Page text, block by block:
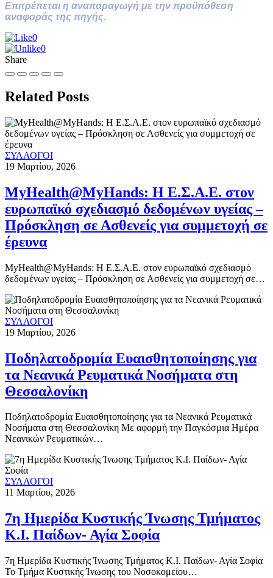
Επιτρέπεται η αναπαραγωγή με την προϋπόθεση
αναφοράς της πηγής.
0
0
Share
Related Posts
ΣΥΛΛΟΓΟΙ
19 Μαρτίου, 2026
MyHealth@MyHands: Η Ε.Σ.Α.Ε. στον
ευρωπαϊκό σχεδιασμό δεδομένων υγείας –
Πρόσκληση σε Ασθενείς για συμμετοχή σε
έρευνα
MyHealth@MyHands: Η Ε.Σ.Α.Ε. στον ευρωπαϊκό σχεδιασμό
δεδομένων υγείας – Πρόσκληση σε Ασθενείς για συμμετοχή σε…
ΣΥΛΛΟΓΟΙ
19 Μαρτίου, 2026
Ποδηλατοδρομία Ευαισθητοποίησης για
τα Νεανικά Ρευματικά Νοσήματα στη
Θεσσαλονίκη
Ποδηλατοδρομία Ευαισθητοποίησης για τα Νεανικά Ρευματικά
Νοσήματα στη Θεσσαλονίκη Με αφορμή την Παγκόσμια Ημέρα
Νεανικών Ρευματικών…
ΣΥΛΛΟΓΟΙ
11 Μαρτίου, 2026
7η Ημερίδα Κυστικής Ίνωσης Τμήματος
Κ.Ι. Παίδων- Αγία Σοφία
7η Ημερίδα Κυστικής Ίνωσης Τμήματος Κ.Ι. Παίδων- Αγία Σοφία
Το Τμήμα Κυστικής Ίνωσης του Νοσοκομείου…